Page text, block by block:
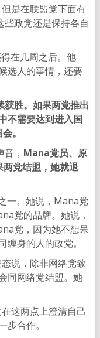
是在联盟党下面有
政党还是保持各自
在几周之后。他
选人的事情，还要
胜。如果两党推出
不需要达到进入国
。
， Mana党员、原
党结盟，她就退
一。她说，Mana党
党的品牌。她说，
党，因为她不想呆
身的人的政党。
说，除非网络党致
同网络党结盟。她
这两点上澄清自己
合作。